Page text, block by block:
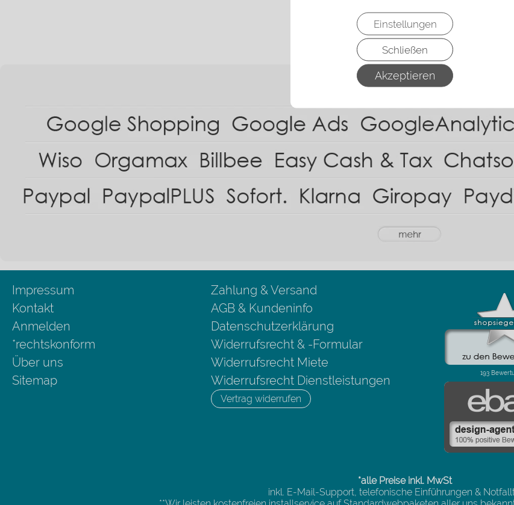
Einstellungen
Schließen
Akzeptieren
▸Widerrufsbelehrung
Impressum
Kontakt
Anmelden
*rechtskonform
Über uns
Sitemap
Zahlung & Versand
AGB & Kundeninfo
Datenschutzerklärung
Widerrufsrecht & -Formular
Widerrufsrecht Miete
Widerrufsrecht Dienstleistungen
Vertrag widerrufen
*alle Preise inkl. MwSt
inkl. E-Mail-Support, telefonische Einführungen &